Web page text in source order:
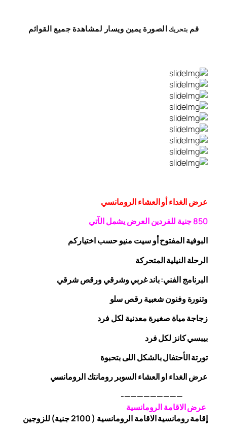
قم بتحريك الصورة يمين ويسار لمشاهدة جميع القوائم
عرض الغداء أو العشاء الرومانسي
850 جنية للفردينالعرض يشمل الآتي
البوفيةالمفتوحأو سيت منيو حسب اختياركم
الرحلةالنيلية المتحركة
البرنامج الفني: باند غربي وشرقيورقصشرقي
وتنورة وفنون شعبيةرقصسلو
زجاجةمياة صغيرة معدنية لكل فرد
بيبسي كانز لكل فرد
تورتة الأحتفال بالشكل اللى بتحبوة
عرض الغداء او العشاء السوبر رومانتك الرومانسي
—————————-
عرض الاقامة الرومانسية
إقامة رومانسية الاقامة الرومانسية ( 2100 جنية) للزوجين